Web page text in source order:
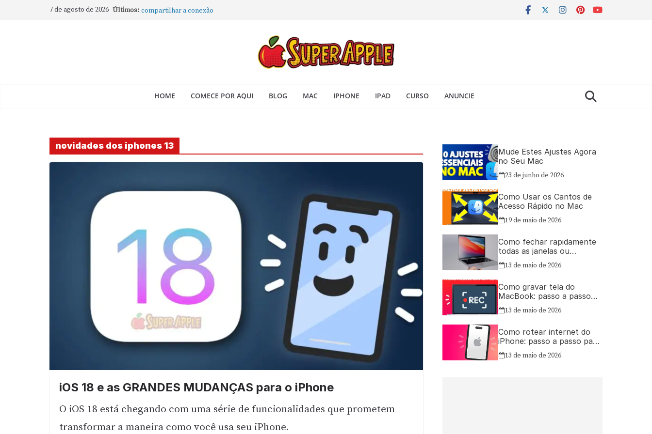
7 de agosto de 2026 Últimos:
Como rotear internet do iPhone: passo a passo para
compartilhar a conexão
Como Usar os Cantos de Acesso Rápido no Mac
Como fechar rapidamente todas as janelas ou aplicativos
Como gravar tela do MacBook: passo a passo simples
HOME COMECE POR AQUI BLOG MAC IPHONE IPAD CURSO ANUNCIE
novidades dos iphones 13
iOS 18 e as GRANDES MUDANÇAS para o iPhone
O iOS 18 está chegando com uma série de funcionalidades que prometem
transformar a maneira como você usa seu iPhone.
Mude Estes Ajustes Agora
no Seu Mac
23 de junho de 2026
Como Usar os Cantos de
Acesso Rápido no Mac
19 de maio de 2026
Como fechar rapidamente
todas as janelas ou
aplicativos abertos no Mac
13 de maio de 2026
Como gravar tela do
MacBook: passo a passo
simples
13 de maio de 2026
Como rotear internet do
iPhone: passo a passo para
compartilhar a conexão
13 de maio de 2026